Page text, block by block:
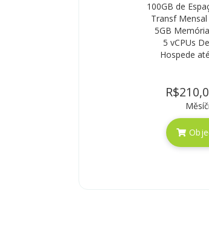
100GB de
Transf
5GB
5 vCPUs
Hospede